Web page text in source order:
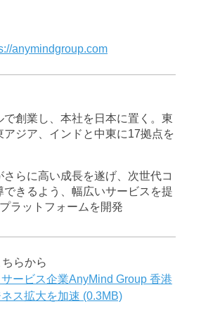
anymindgroup.com
で創業し、本社を日本に置く。東
アジア、インドと中東に17拠点を
さらに高い成長を遂げ、次世代コ
できるよう、幅広いサービスを提
ラットフォームを開発
らから
ービス企業AnyMind Group 香港
ス拡大を加速 (0.3MB)